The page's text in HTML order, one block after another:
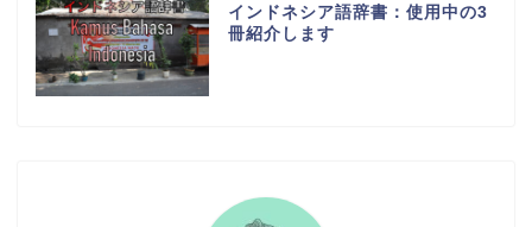
インドネシア語辞書：使用中の3
冊紹介します